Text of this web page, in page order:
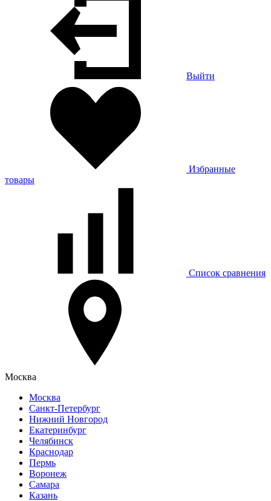
Выйти
Избранные
товары
Список сравнения
Москва
Москва
Санкт-Петербург
Нижний Новгород
Екатеринбург
Челябинск
Краснодар
Пермь
Воронеж
Самара
Казань